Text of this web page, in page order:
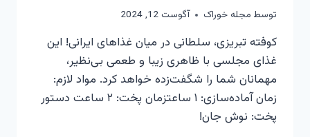
توسط مجله خوراک آگوست 12, 2024
کوفته تبریزی، سلطانی در میان غذاهای ایرانی! این
غذای مجلسی با ظاهری زیبا و طعمی بی‌نظیر،
مهمانان شما را شگفت‌زده خواهد کرد. مواد لازم:
زمان آماده‌سازی: ۱ ساعتزمان پخت: ۲ ساعت دستور
پخت: نوش جان!